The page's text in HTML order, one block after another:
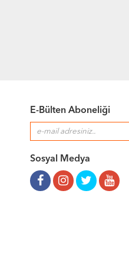
E-Bülten Aboneliği
Sosyal Medya